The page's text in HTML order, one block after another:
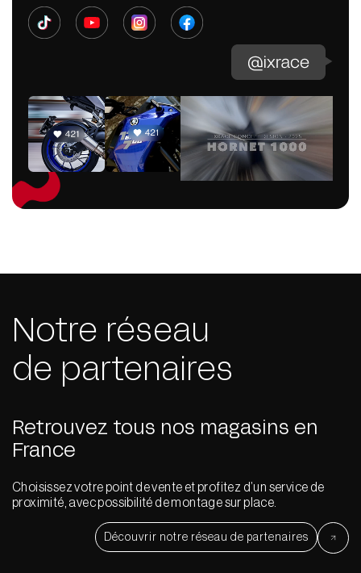
Notre réseau
de partenaires
Retrouvez tous nos magasins en
France
Choisissez votre point de vente et profitez d’un service de
proximité, avec possibilité de montage sur place.
Découvrir notre réseau de partenaires